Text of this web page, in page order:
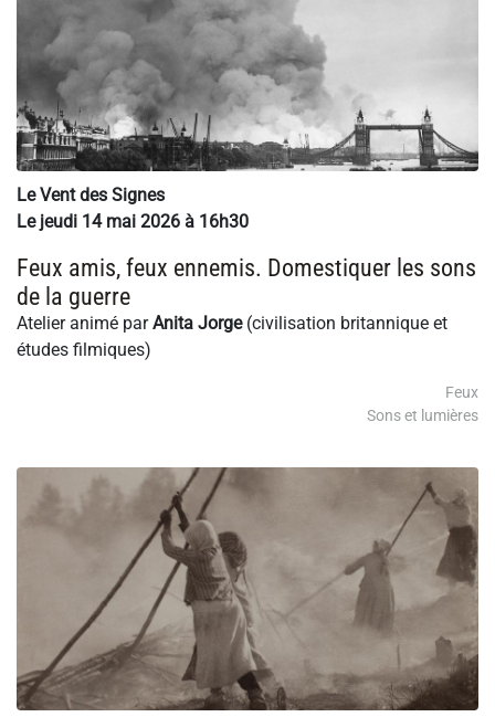
Le Vent des Signes
Le jeudi 14 mai 2026 à 16h30
Feux amis, feux ennemis. Domestiquer les sons
de la guerre
Atelier animé parAnita Jorge(civilisation britannique et
études filmiques)
Feux
Sons et lumières